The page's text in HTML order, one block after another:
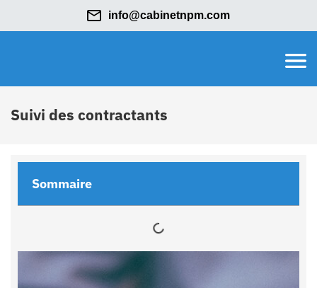
info@cabinetnpm.com
Suivi des contractants
Sommaire